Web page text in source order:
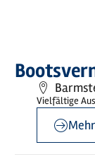
Vielfältige
Mehr
erfahren